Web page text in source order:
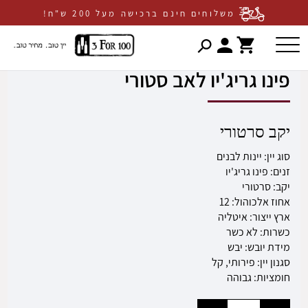
משלוחים חינם ברכישה מעל 200 ש"ח!
פתיחת
חלונית
עגלה
פתיחת
חלונית
משתמש
כבר רשומים? התחברו
זכור אותי
דף הבית חנות יינות פינו גריג'יו לאב סטורי
פינו גריג'יו לאב סטורי
יקב סרטורי
סוג יין: יינות לבנים
זנים: פינו גריג'יו
יקב:סרטורי
אחוז אלכוהול:12
ארץ ייצור:איטליה
כשרות: לא כשר
מידת יובש: יבש
סגנון יין: פירותי, קל
חומציות:גבוהה